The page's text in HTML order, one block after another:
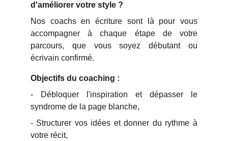
d'améliorer votre style ?
Nos coachs en écriture sont là pour vous
accompagner à chaque étape de votre
parcours, que vous soyez débutant ou
écrivain confirmé.
Objectifs du coaching :
- Débloquer l'inspiration et dépasser le
syndrome de la page blanche,
- Structurer vos idées et donner du rythme à
votre récit,